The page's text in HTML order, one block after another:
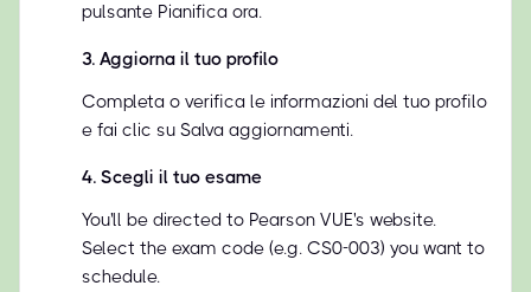
pulsante Pianifica ora.
3. Aggiorna il tuo profilo
Completa o verifica le informazioni del tuo profilo
e fai clic su Salva aggiornamenti.
4. Scegli il tuo esame
You'll be directed to Pearson VUE's website.
Select the exam code (e.g. CS0-003) you want to
schedule.